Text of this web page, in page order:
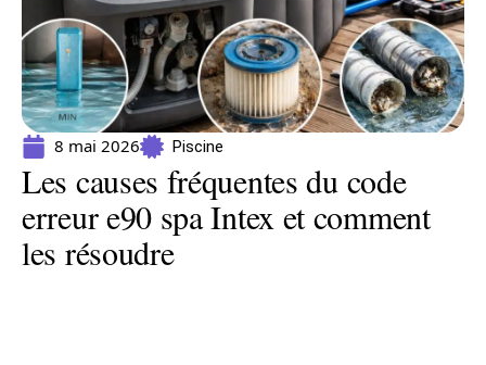
8 mai 2026 Piscine
Les causes fréquentes du code
erreur e90 spa Intex et comment
les résoudre